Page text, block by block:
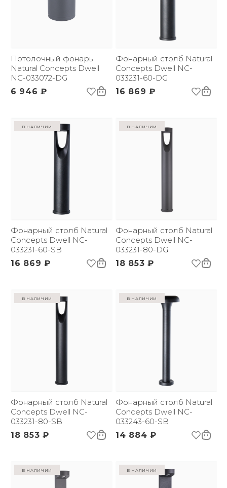
Потолочный фонарь
Natural Concepts Dwell
NC-033072-DG
6 946 ₽
Фонарный столб Natural
Concepts Dwell NC-
033231-60-DG
16 869 ₽
в наличии
Фонарный столб Natural
Concepts Dwell NC-
033231-60-SB
16 869 ₽
в наличии
Фонарный столб Natural
Concepts Dwell NC-
033231-80-DG
18 853 ₽
в наличии
Фонарный столб Natural
Concepts Dwell NC-
033231-80-SB
18 853 ₽
в наличии
Фонарный столб Natural
Concepts Dwell NC-
033243-60-SB
14 884 ₽
в наличии в наличии